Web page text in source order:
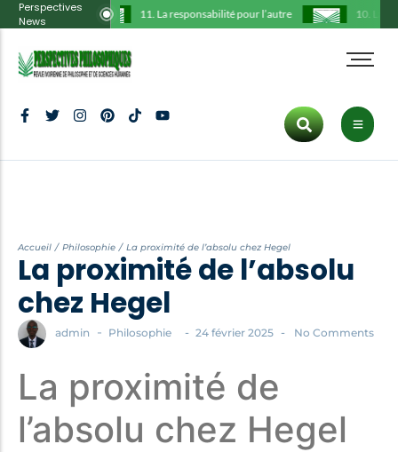
Perspectives
News
11. La responsabilité pour l’autre 10. La
Comité scientifique
Publications
Dernier numéro
Philosophie
Art
Checkout
HOT CATEGORIES
Politics Hot
Fashion
ENTERTAINMENT
Inspiration
Lifestyle
Fashion
Accueil / Philosophie / La proximité de l’absolu chez Hegel
La proximité de l’absolu
chez Hegel
admin - Philosophie - 24 février 2025 - No Comments
La proximité de
l’absolu chez Hegel